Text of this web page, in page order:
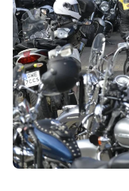
W niedzielę (6
wyruszą kierowcy